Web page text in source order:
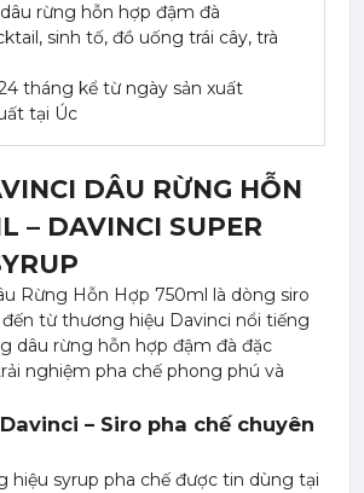
rừng hỗn hợp đậm đà
sinh tố, đồ uống trái cây, trà
tháng kể từ ngày sản xuất
tại Úc
DÂU RỪNG HỖN
– DAVINCI SUPER
Rừng Hỗn Hợp 750ml là dòng siro
từ thương hiệu Davinci nổi tiếng
dâu rừng hỗn hợp đậm đà đặc
nghiệm pha chế phong phú và
– Siro pha chế chuyên
hiệu syrup pha chế được tin dùng tại